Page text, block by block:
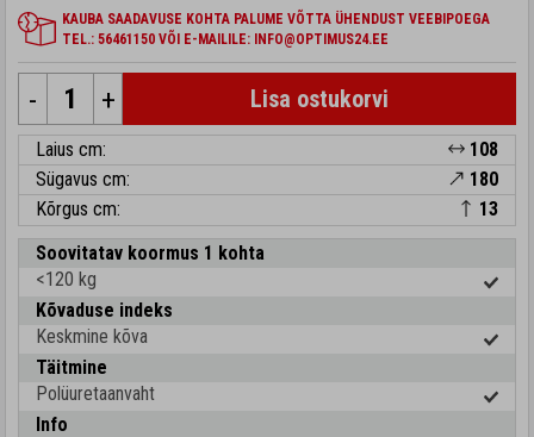
KAUBA SAADAVUSE KOHTA PALUME VÕTTA ÜHENDUST VEEBIPOEGA
TEL.: 56461150 VÕI E-MAILILE: INFO@OPTIMUS24.EE
- + Lisa ostukorvi
Laius cm:
108
Sügavus cm:
180
Kõrgus cm:
13
Soovitatav koormus 1 kohta
<120 kg
Kõvaduse indeks
Keskmine kõva
Täitmine
Polüuretaanvaht
Info